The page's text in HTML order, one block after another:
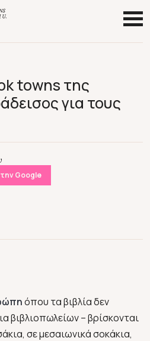
towns της
για τους
Google
όπου τα βιβλία δεν
βιβλιοπωλείων – βρίσκονται
σε μεσαιωνικά σοκάκια,